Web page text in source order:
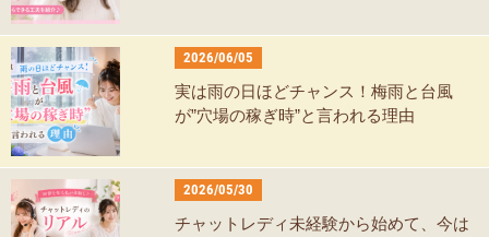
2026/06/05
実は雨の日ほどチャンス！梅雨と台風
が”穴場の稼ぎ時”と言われる理由
2026/05/30
チャットレディ未経験から始めて、今は